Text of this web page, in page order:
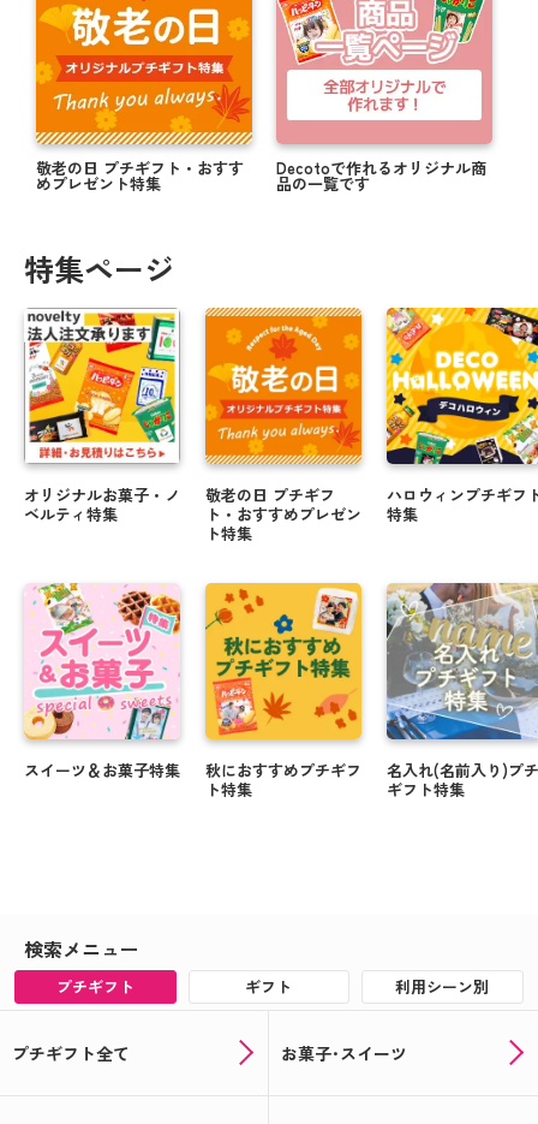
敬老の日 プチギフト・おすす
めプレゼント特集
Decotoで作れるオリジナル商
品の一覧です
特集ページ
オリジナルお菓子・ノ
ベルティ特集
スイーツ＆お菓子特集
敬老の日 プチギフ
ト・おすすめプレゼン
ト特集
秋におすすめプチギフ
ト特集
ハロウィンプチギフ
特集
名入れ(名前入り)プチ
ギフト特集
検索メニュー
プチギフト ギフト 利用シーン別
プチギフト全て お菓子･スイーツ